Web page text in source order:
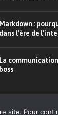
Markdown :
dans l’ère de
La
boss
site. Pour